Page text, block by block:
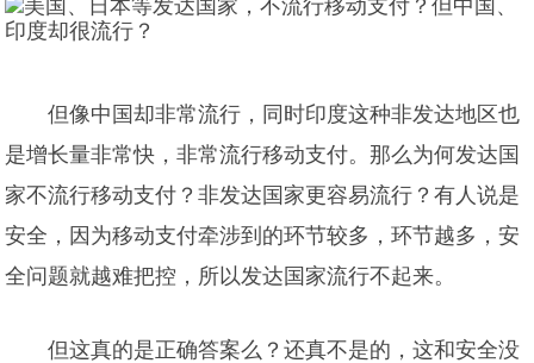
但像中国却非常流行，同时印度这种非发达地区也
是增长量非常快，非常流行移动支付。那么为何发达国
家不流行移动支付？非发达国家更容易流行？有人说是
安全，因为移动支付牵涉到的环节较多，环节越多，安
全问题就越难把控，所以发达国家流行不起来。
但这真的是正确答案么？还真不是的，这和安全没